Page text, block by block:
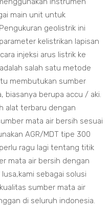
main unit untuk
geolistrik ini
kelistrikan lapisan
injeksi arus listrik ke
salah satu metode
membutukan sumber
biasanya berupa accu / aki.
alat terbaru dengan
mata air bersih sesuai
AGR/MDT tipe 300
ragu lagi tentang titik
mata air bersih dengan
sebagai solusi
sumber mata air
di seluruh indonesia.